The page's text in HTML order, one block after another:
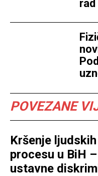
POVEZANE
Kršenje
procesu u BiH
ustavne